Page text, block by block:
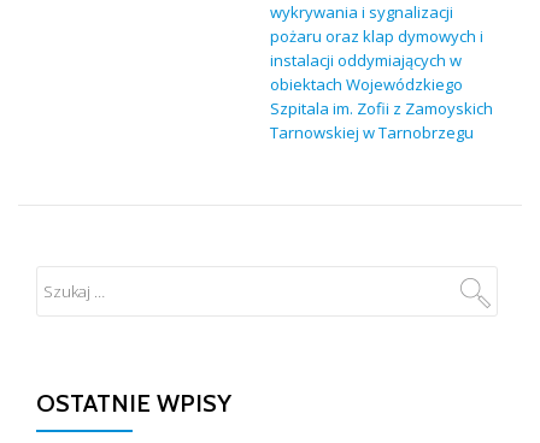
wykrywania i sygnalizacji
pożaru oraz klap dymowych i
instalacji oddymiających w
obiektach Wojewódzkiego
Szpitala im. Zofii z Zamoyskich
Tarnowskiej w Tarnobrzegu
OSTATNIE WPISY